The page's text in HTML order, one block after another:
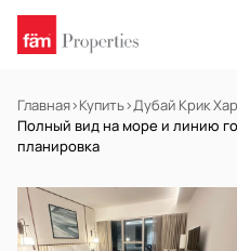
Главная›Купить›Дубай Крик
Полный вид на море и линию
планировка
В АРЕНДУ Готов к